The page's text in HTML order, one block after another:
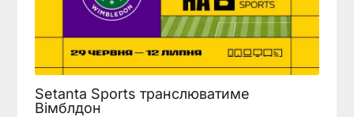
Setanta Sports транслюватиме
Вімблдон